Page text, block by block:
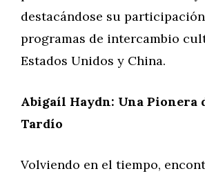
destacándose su
programas de intercambio
Estados Unidos y China.
Abigaíl Haydn: Una Pionera
Tardío
Volviendo en el tiempo,